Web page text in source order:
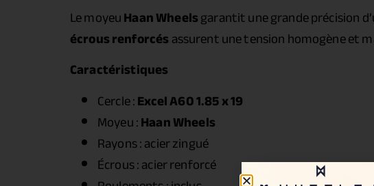
Le moyeuHaan Wheelsgarantit une grande précision
écrous renforcésassurent une tension homogène et
Caractéristiques
Cercle :Excel A60 1.85 x 19
Moyeu :Haan Wheels
Rayons : acier zingué
Écrous : acier renforcé